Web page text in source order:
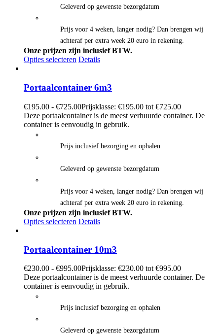
Geleverd op gewenste bezorgdatum
Prijs voor 4 weken, langer nodig? Dan brengen wij
achteraf per extra week 20 euro in rekening.
Onze prijzen zijn inclusief BTW.
Opties selecteren Details
Portaalcontainer 6m3
€195.00 - €725.00Prijsklasse: €195.00 tot €725.00
Deze portaalcontainer is de meest verhuurde container. De
container is eenvoudig in gebruik.
Prijs inclusief bezorging en ophalen
Geleverd op gewenste bezorgdatum
Prijs voor 4 weken, langer nodig? Dan brengen wij
achteraf per extra week 20 euro in rekening.
Onze prijzen zijn inclusief BTW.
Opties selecteren Details
Portaalcontainer 10m3
€230.00 - €995.00Prijsklasse: €230.00 tot €995.00
Deze portaalcontainer is de meest verhuurde container. De
container is eenvoudig in gebruik.
Prijs inclusief bezorging en ophalen
Geleverd op gewenste bezorgdatum